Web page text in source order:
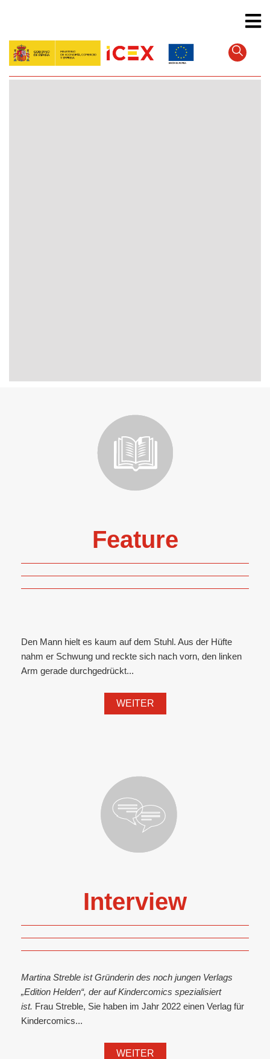
Feature
Den Mann hielt es kaum auf dem Stuhl. Aus der Hüfte
nahm er Schwung und reckte sich nach vorn, den linken
Arm gerade durchgedrückt...
WEITER
Interview
Martina Streble ist Gründerin des noch jungen Verlags
„Edition Helden“, der auf Kindercomics spezialisiert
ist. Frau Streble, Sie haben im Jahr 2022 einen Verlag für
Kindercomics...
WEITER